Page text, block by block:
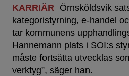
KARRIÄR
Örnsköldsvik
kategoristyrning, e-handel
tar kommunens
Hannemann plats i SOI:s
måste fortsätta utvecklas
verktyg”, säger han.